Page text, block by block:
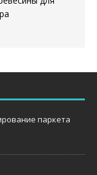
паркета